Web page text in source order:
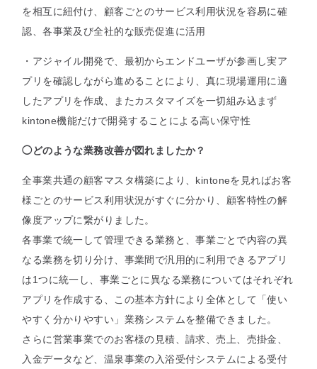
を相互に紐付け、顧客ごとのサービス利用状況を容易に確
認、各事業及び全社的な販売促進に活用
・アジャイル開発で、最初からエンドユーザが参画し実ア
プリを確認しながら進めることにより、真に現場運用に適
したアプリを作成、またカスタマイズを一切組み込まず
kintone機能だけで開発することによる高い保守性
◯どのような業務改善が図れましたか？
全事業共通の顧客マスタ構築により、kintoneを見ればお客
様ごとのサービス利用状況がすぐに分かり、顧客特性の解
像度アップに繋がりました。
各事業で統一して管理できる業務と、事業ごとで内容の異
なる業務を切り分け、事業間で汎用的に利用できるアプリ
は1つに統一し、事業ごとに異なる業務についてはそれぞれ
アプリを作成する、この基本方針により全体として「使い
やすく分かりやすい」業務システムを整備できました。
さらに営業事業でのお客様の見積、請求、売上、売掛金、
入金データなど、温泉事業の入浴受付システムによる受付